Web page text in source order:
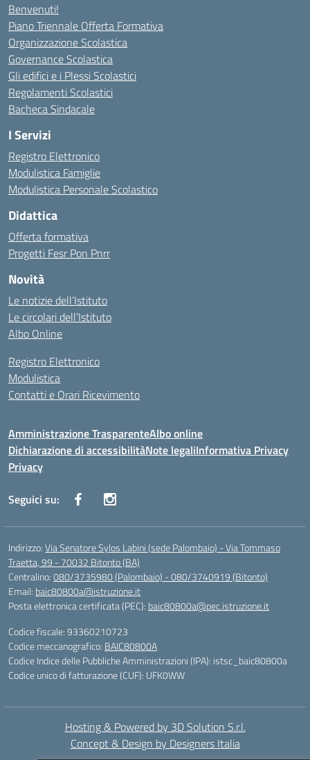
Benvenuti!
Piano Triennale Offerta Formativa
Organizzazione Scolastica
Governance Scolastica
Gli edifici e i Plessi Scolastici
Regolamenti Scolastici
Bacheca Sindacale
I Servizi
Registro Elettronico
Modulistica Famiglie
Modulistica Personale Scolastico
Didattica
Offerta formativa
Progetti Fesr Pon Pnrr
Novità
Le notizie dell’Istituto
Le circolari dell’Istituto
Albo Online
Registro Elettronico
Modulistica
Contatti e Orari Ricevimento
Amministrazione TrasparenteAlbo online
Dichiarazione di accessibilitàNote legaliInformativa Privacy
Privacy
Seguici su:
Indirizzo:Via Senatore Sylos Labini (sede Palombaio) - Via Tommaso
Traetta, 99 - 70032 Bitonto (BA)
Centralino:080/3735980 (Palombaio) - 080/3740919 (Bitonto)
Email: baic80800a@istruzione.it
Posta elettronica certificata (PEC): baic80800a@pec.istruzione.it
Codice fiscale: 93360210723
Codice meccanografico: BAIC80800A
Codice Indice delle Pubbliche Amministrazioni (IPA): istsc_baic80800a
Codice unico di fatturazione (CUF): UFK0WW
Hosting & Powered by 3D Solution S.r.l.
Concept & Design by Designers Italia